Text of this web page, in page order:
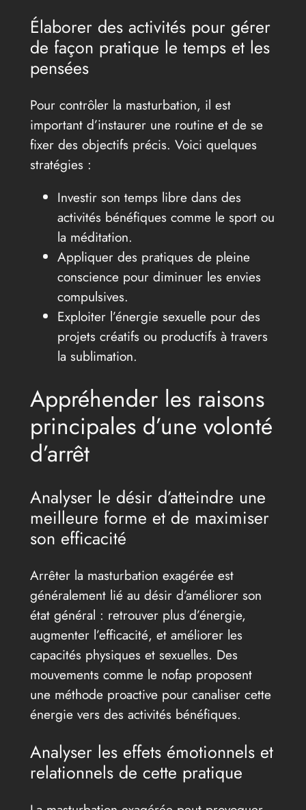
Élaborer des activités pour gérer
de façon pratique le temps et les
pensées
Pour contrôler la masturbation, il est
important d’instaurer une routine et de se
fixer des objectifs précis. Voici quelques
stratégies :
Investir son temps libre dans des
activités bénéfiques comme le sport ou
la méditation.
Appliquer des pratiques de pleine
conscience pour diminuer les envies
compulsives.
Exploiter l’énergie sexuelle pour des
projets créatifs ou productifs à travers
la sublimation.
Appréhender les raisons
principales d’une volonté
d’arrêt
Analyser le désir d’atteindre une
meilleure forme et de maximiser
son efficacité
Arrêter la masturbation exagérée est
généralement lié au désir d’améliorer son
état général : retrouver plus d’énergie,
augmenter l’efficacité, et améliorer les
capacités physiques et sexuelles. Des
mouvements comme le nofap proposent
une méthode proactive pour canaliser cette
énergie vers des activités bénéfiques.
Analyser les effets émotionnels et
relationnels de cette pratique